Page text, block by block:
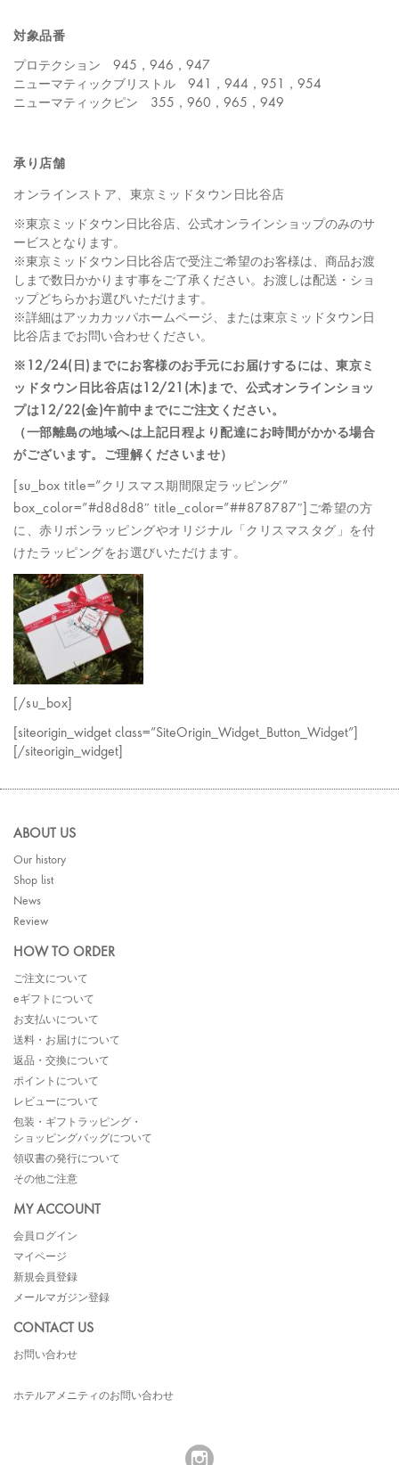
対象品番
プロテクション 945，946，947
ニューマティックブリストル 941，944，951，954
ニューマティックピン 355，960，965，949
承り店舗
オンラインストア、東京ミッドタウン日比谷店
※東京ミッドタウン日比谷店、公式オンラインショップのみのサ
ービスとなります。
※東京ミッドタウン日比谷店で受注ご希望のお客様は、商品お渡
しまで数日かかります事をご了承ください。お渡しは配送・ショ
ップどちらかお選びいただけます。
※詳細はアッカカッパホームページ、または東京ミッドタウン日
比谷店までお問い合わせください。
※12/24(日)までにお客様のお手元にお届けするには、東京ミ
ッドタウン日比谷店は12/21(木)まで、公式オンラインショッ
プは12/22(金)午前中までにご注文ください。
（一部離島の地域へは上記日程より配達にお時間がかかる場合
がございます。ご理解くださいませ）
[su_box title=”クリスマス期間限定ラッピング”
box_color=”#d8d8d8″ title_color=”##878787″]ご希望の方
に、赤リボンラッピングやオリジナル「クリスマスタグ」を付
けたラッピングをお選びいただけます。
[/su_box]
[siteorigin_widget class=”SiteOrigin_Widget_Button_Widget”]
[/siteorigin_widget]
ABOUT US
Our history
Shop list
News
Review
HOW TO ORDER
ご注文について
eギフトについて
お支払いについて
送料・お届けについて
返品・交換について
ポイントについて
レビューについて
包装・ギフトラッピング・
ショッピングバッグについて
領収書の発行について
その他ご注意
MY ACCOUNT
会員ログイン
マイページ
新規会員登録
メールマガジン登録
CONTACT US
お問い合わせ
ホテルアメニティのお問い合わせ